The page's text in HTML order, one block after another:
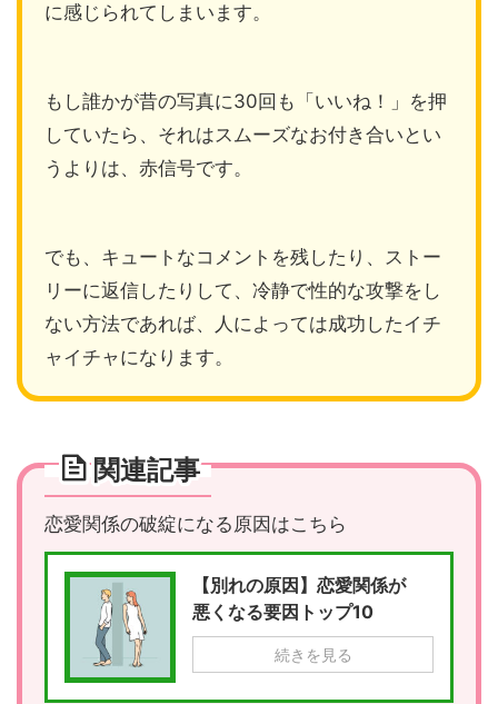
に感じられてしまいます。
もし誰かが昔の写真に30回も「いいね！」を押
していたら、それはスムーズなお付き合いとい
うよりは、赤信号です。
でも、キュートなコメントを残したり、ストー
リーに返信したりして、冷静で性的な攻撃をし
ない方法であれば、人によっては成功したイチ
ャイチャになります。
関連記事
恋愛関係の破綻になる原因はこちら
【別れの原因】恋愛関係が
悪くなる要因トップ10
続きを見る